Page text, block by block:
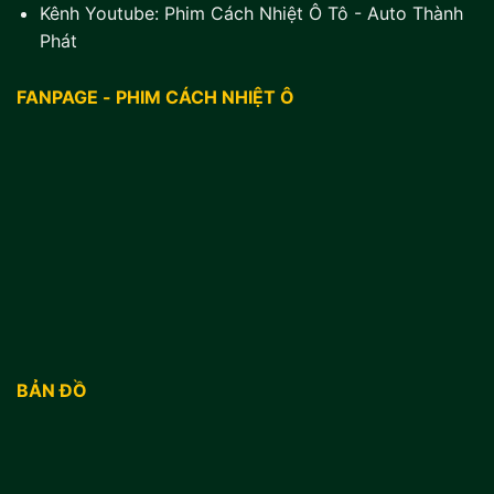
Kênh Youtube: Phim Cách Nhiệt Ô Tô - Auto Thành
Phát
FANPAGE - PHIM CÁCH NHIỆT Ô
BẢN ĐỒ